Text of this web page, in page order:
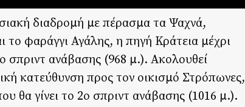
διαδρομή με πέρασμα τα Ψαχνά,
φαράγγι Αγάλης, η πηγή Κράτεια μέχρι
σπριντ ανάβασης (968 μ.). Ακολουθεί
κατεύθυνση προς τον οικισμό Στρόπωνες,
θα γίνει το 2ο σπριντ ανάβασης (1016 μ.).